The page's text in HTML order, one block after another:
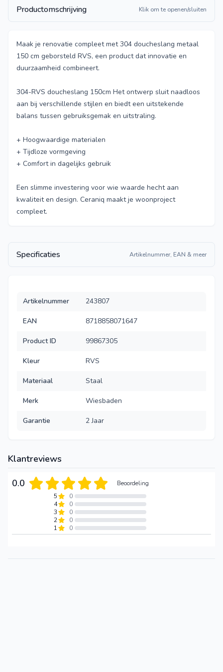
Productomschrijving Klik om te openen/sluiten
Maak je renovatie compleet met 304 doucheslang metaal
150 cm geborsteld RVS, een product dat innovatie en
duurzaamheid combineert.
304-RVS doucheslang 150cm Het ontwerp sluit naadloos
aan bij verschillende stijlen en biedt een uitstekende
balans tussen gebruiksgemak en uitstraling.
+ Hoogwaardige materialen
+ Tijdloze vormgeving
+ Comfort in dagelijks gebruik
Een slimme investering voor wie waarde hecht aan
kwaliteit en design. Ceraniq maakt je woonproject
compleet.
Specificaties Artikelnummer, EAN & meer
Artikelnummer 243807
EAN 8718858071647
Product ID 99867305
Kleur RVS
Materiaal Staal
Merk Wiesbaden
Garantie 2 Jaar
Klantreviews
0.0
Beoordeling
5
0
4
0
3
0
2
0
1
0